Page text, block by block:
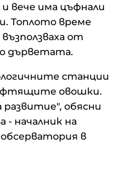
вече има цъфнали
Топлото време
от
дърветата.
станции
овошки.
развитие", обясни
- началник на
в